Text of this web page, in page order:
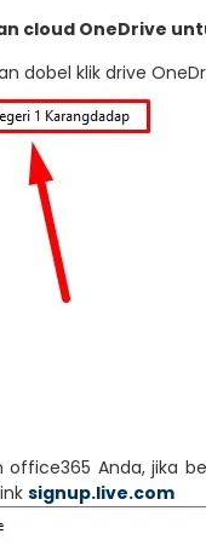
cloud OneDrive
dobel klik drive
office365 Anda, jika
signup.live.com